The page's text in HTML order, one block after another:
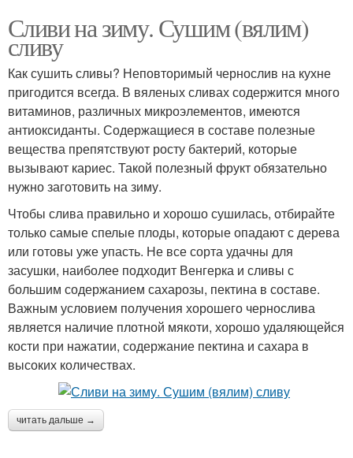
Слив в сиропе Варение из сливы
Джема из сливы Джемы с пектином
Джемы с апельсином
Слив в собственном
соку
Джемы на зиму
Сливи на зиму. Сушим (вялим)
сливу
Как сушить сливы? Неповторимый чернослив на кухне
пригодится всегда. В вяленых сливах содержится много
витаминов, различных микроэлементов, имеются
антиоксиданты. Содержащиеся в составе полезные
вещества препятствуют росту бактерий, которые
вызывают кариес. Такой полезный фрукт обязательно
нужно заготовить на зиму.
Чтобы слива правильно и хорошо сушилась, отбирайте
только самые спелые плоды, которые опадают с дерева
или готовы уже упасть. Не все сорта удачны для
засушки, наиболее подходит Венгерка и сливы с
большим содержанием сахарозы, пектина в составе.
Важным условием получения хорошего чернослива
является наличие плотной мякоти, хорошо удаляющейся
кости при нажатии, содержание пектина и сахара в
высоких количествах.
читать дальше →